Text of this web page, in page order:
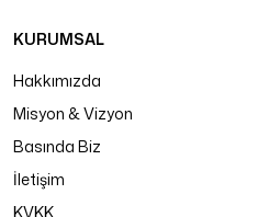
KURUMSAL
Hakkımızda
Misyon & Vizyon
Basında Biz
İletişim
KVKK